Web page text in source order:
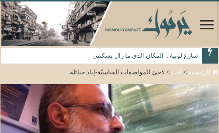
شارع لوبية .. المكان الذي ما زال يسكنني
الرئيسية > أدب > لاجئ المواصفات القياسيّة-إياد حياتلة